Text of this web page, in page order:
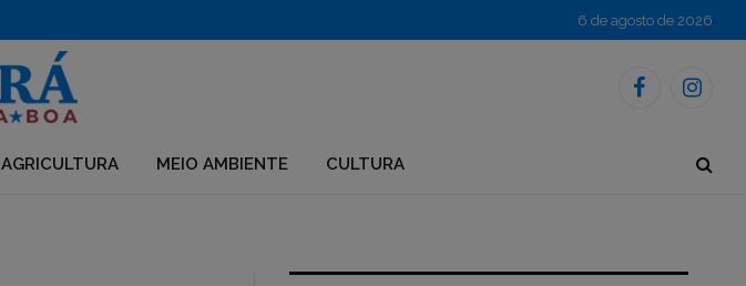
6 de agosto de 2026
Facebook
AGRICULTURA MEIO AMBIENTE CULTURA